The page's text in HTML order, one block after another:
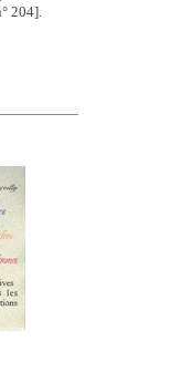
204].